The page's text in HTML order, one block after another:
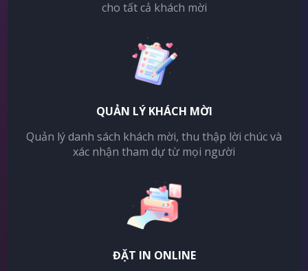
cho tất cả khách mời
QUẢN LÝ KHÁCH MỜI
Quản lý danh sách khách mời, thu thập lời chúc và
xác nhận tham dự từ mọi người
ĐẶT IN ONLINE